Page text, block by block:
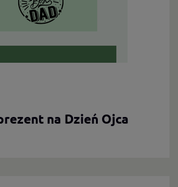
na Dzień Ojca